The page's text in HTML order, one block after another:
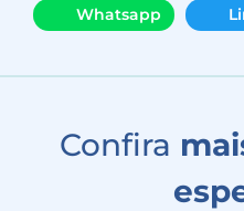
Whatsapp
Confira